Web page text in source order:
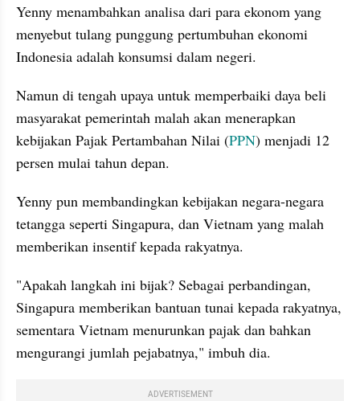
Yenny menambahkan analisa dari para ekonom yang
menyebut tulang punggung pertumbuhan ekonomi
Indonesia adalah konsumsi dalam negeri.
Namun di tengah upaya untuk memperbaiki daya beli
masyarakat pemerintah malah akan menerapkan
kebijakan Pajak Pertambahan Nilai (PPN) menjadi 12
persen mulai tahun depan.
Yenny pun membandingkan kebijakan negara-negara
tetangga seperti Singapura, dan Vietnam yang malah
memberikan insentif kepada rakyatnya.
"Apakah langkah ini bijak? Sebagai perbandingan,
Singapura memberikan bantuan tunai kepada rakyatnya,
sementara Vietnam menurunkan pajak dan bahkan
mengurangi jumlah pejabatnya," imbuh dia.
ADVERTISEMENT